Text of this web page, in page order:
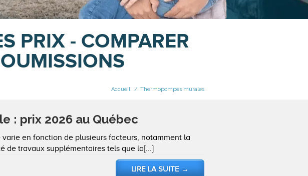
PRIX - COMPARER
Accueil / Thermopompes murales
: prix 2026 au Québec
en fonction de plusieurs facteurs, notamment la
de travaux supplémentaires tels que la[...]
LIRE LA SUITE →